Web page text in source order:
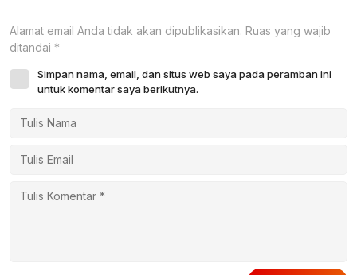
Alamat email Anda tidak akan dipublikasikan. Ruas yang wajib
ditandai *
Simpan nama, email, dan situs web saya pada peramban ini
untuk komentar saya berikutnya.